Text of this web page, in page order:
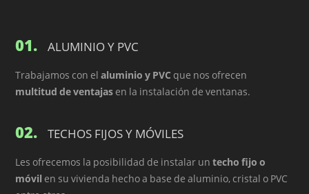
01. ALUMINIO Y PVC
Trabajamos con elaluminio y PVC que nos ofrecen
multitud de ventajas en la instalación de ventanas.
02. TECHOS FIJOS Y MÓVILES
Les ofrecemos la posibilidad de instalar untecho fijo o
móvil en su vivienda hecho a base de aluminio, cristal o PVC